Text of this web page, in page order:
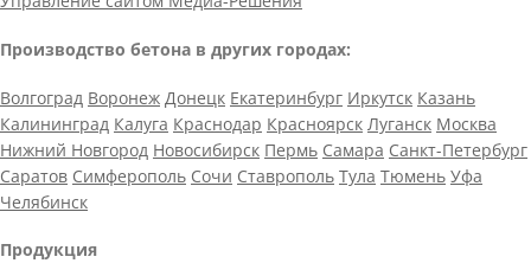
Производство бетона в других городах:
Волгоград Воронеж Донецк Екатеринбург Иркутск Казань
Калининград Калуга Краснодар Красноярск Луганск Москва
Нижний Новгород Новосибирск Пермь Самара Санкт-Петербург
Саратов Симферополь Сочи Ставрополь Тула Тюмень Уфа
Челябинск
Продукция